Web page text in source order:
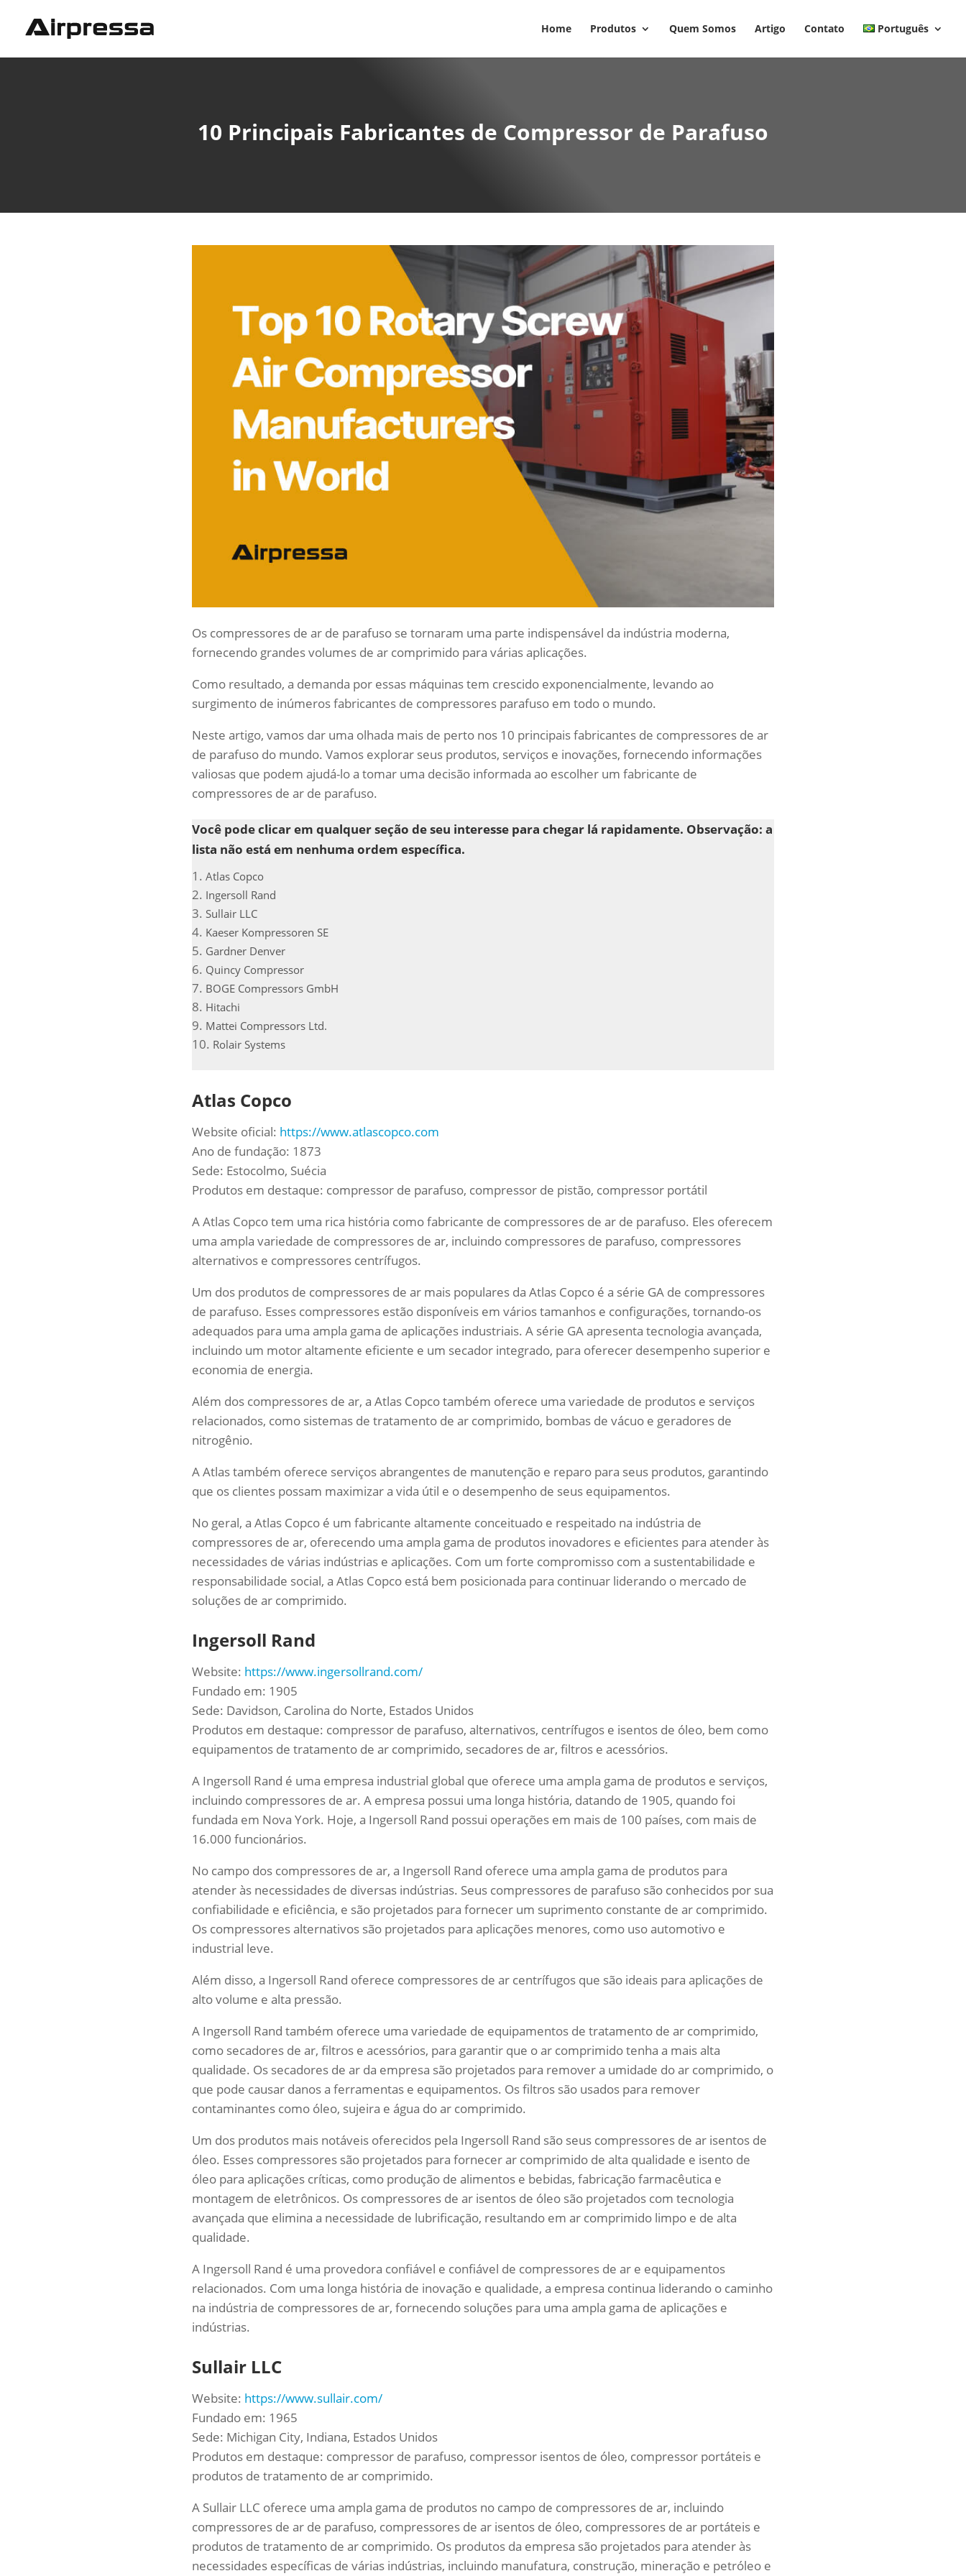
Home Produtos Quem Somos Artigo Contato Português
10 Principais Fabricantes de Compressor de Parafuso
Os compressores de ar de parafuso se tornaram uma parte indispensável da indústria moderna,
fornecendo grandes volumes de ar comprimido para várias aplicações.
Como resultado, a demanda por essas máquinas tem crescido exponencialmente, levando ao
surgimento de inúmeros fabricantes de compressores parafuso em todo o mundo.
Neste artigo, vamos dar uma olhada mais de perto nos 10 principais fabricantes de compressores de ar
de parafuso do mundo. Vamos explorar seus produtos, serviços e inovações, fornecendo informações
valiosas que podem ajudá-lo a tomar uma decisão informada ao escolher um fabricante de
compressores de ar de parafuso.
Você pode clicar em qualquer seção de seu interesse para chegar lá rapidamente. Observação: a
lista não está em nenhuma ordem específica.
Atlas Copco
Ingersoll Rand
Sullair LLC
Kaeser Kompressoren SE
Gardner Denver
Quincy Compressor
BOGE Compressors GmbH
Hitachi
Mattei Compressors Ltd.
Rolair Systems
Atlas Copco
Website oficial: https://www.atlascopco.com
Ano de fundação: 1873
Sede: Estocolmo, Suécia
Produtos em destaque: compressor de parafuso, compressor de pistão, compressor portátil
A Atlas Copco tem uma rica história como fabricante de compressores de ar de parafuso. Eles oferecem
uma ampla variedade de compressores de ar, incluindo compressores de parafuso, compressores
alternativos e compressores centrífugos.
Um dos produtos de compressores de ar mais populares da Atlas Copco é a série GA de compressores
de parafuso. Esses compressores estão disponíveis em vários tamanhos e configurações, tornando-os
adequados para uma ampla gama de aplicações industriais. A série GA apresenta tecnologia avançada,
incluindo um motor altamente eficiente e um secador integrado, para oferecer desempenho superior e
economia de energia.
Além dos compressores de ar, a Atlas Copco também oferece uma variedade de produtos e serviços
relacionados, como sistemas de tratamento de ar comprimido, bombas de vácuo e geradores de
nitrogênio.
A Atlas também oferece serviços abrangentes de manutenção e reparo para seus produtos, garantindo
que os clientes possam maximizar a vida útil e o desempenho de seus equipamentos.
No geral, a Atlas Copco é um fabricante altamente conceituado e respeitado na indústria de
compressores de ar, oferecendo uma ampla gama de produtos inovadores e eficientes para atender às
necessidades de várias indústrias e aplicações. Com um forte compromisso com a sustentabilidade e
responsabilidade social, a Atlas Copco está bem posicionada para continuar liderando o mercado de
soluções de ar comprimido.
Ingersoll Rand
Website: https://www.ingersollrand.com/
Fundado em: 1905
Sede: Davidson, Carolina do Norte, Estados Unidos
Produtos em destaque: compressor de parafuso, alternativos, centrífugos e isentos de óleo, bem como
equipamentos de tratamento de ar comprimido, secadores de ar, filtros e acessórios.
A Ingersoll Rand é uma empresa industrial global que oferece uma ampla gama de produtos e serviços,
incluindo compressores de ar. A empresa possui uma longa história, datando de 1905, quando foi
fundada em Nova York. Hoje, a Ingersoll Rand possui operações em mais de 100 países, com mais de
16.000 funcionários.
No campo dos compressores de ar, a Ingersoll Rand oferece uma ampla gama de produtos para
atender às necessidades de diversas indústrias. Seus compressores de parafuso são conhecidos por sua
confiabilidade e eficiência, e são projetados para fornecer um suprimento constante de ar comprimido.
Os compressores alternativos são projetados para aplicações menores, como uso automotivo e
industrial leve.
Além disso, a Ingersoll Rand oferece compressores de ar centrífugos que são ideais para aplicações de
alto volume e alta pressão.
A Ingersoll Rand também oferece uma variedade de equipamentos de tratamento de ar comprimido,
como secadores de ar, filtros e acessórios, para garantir que o ar comprimido tenha a mais alta
qualidade. Os secadores de ar da empresa são projetados para remover a umidade do ar comprimido, o
que pode causar danos a ferramentas e equipamentos. Os filtros são usados para remover
contaminantes como óleo, sujeira e água do ar comprimido.
Um dos produtos mais notáveis oferecidos pela Ingersoll Rand são seus compressores de ar isentos de
óleo. Esses compressores são projetados para fornecer ar comprimido de alta qualidade e isento de
óleo para aplicações críticas, como produção de alimentos e bebidas, fabricação farmacêutica e
montagem de eletrônicos. Os compressores de ar isentos de óleo são projetados com tecnologia
avançada que elimina a necessidade de lubrificação, resultando em ar comprimido limpo e de alta
qualidade.
A Ingersoll Rand é uma provedora confiável e confiável de compressores de ar e equipamentos
relacionados. Com uma longa história de inovação e qualidade, a empresa continua liderando o caminho
na indústria de compressores de ar, fornecendo soluções para uma ampla gama de aplicações e
indústrias.
Sullair LLC
Website: https://www.sullair.com/
Fundado em: 1965
Sede: Michigan City, Indiana, Estados Unidos
Produtos em destaque: compressor de parafuso, compressor isentos de óleo, compressor portáteis e
produtos de tratamento de ar comprimido.
A Sullair LLC oferece uma ampla gama de produtos no campo de compressores de ar, incluindo
compressores de ar de parafuso, compressores de ar isentos de óleo, compressores de ar portáteis e
produtos de tratamento de ar comprimido. Os produtos da empresa são projetados para atender às
necessidades específicas de várias indústrias, incluindo manufatura, construção, mineração e petróleo e